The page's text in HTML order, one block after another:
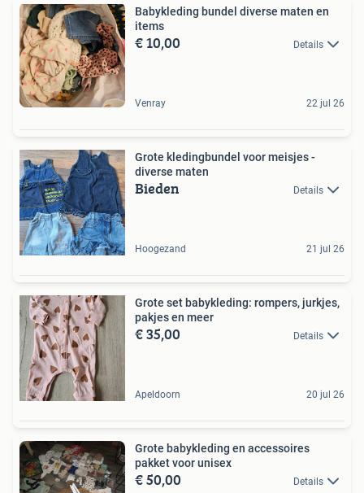
Babykleding bundel diverse maten en
items
€ 10,00 Details
Venray 22 jul 26
Grote kledingbundel voor meisjes -
diverse maten
Bieden Details
Hoogezand 21 jul 26
Grote set babykleding: rompers, jurkjes,
pakjes en meer
€ 35,00 Details
Apeldoorn 20 jul 26
Grote babykleding en accessoires
pakket voor unisex
€ 50,00 Details